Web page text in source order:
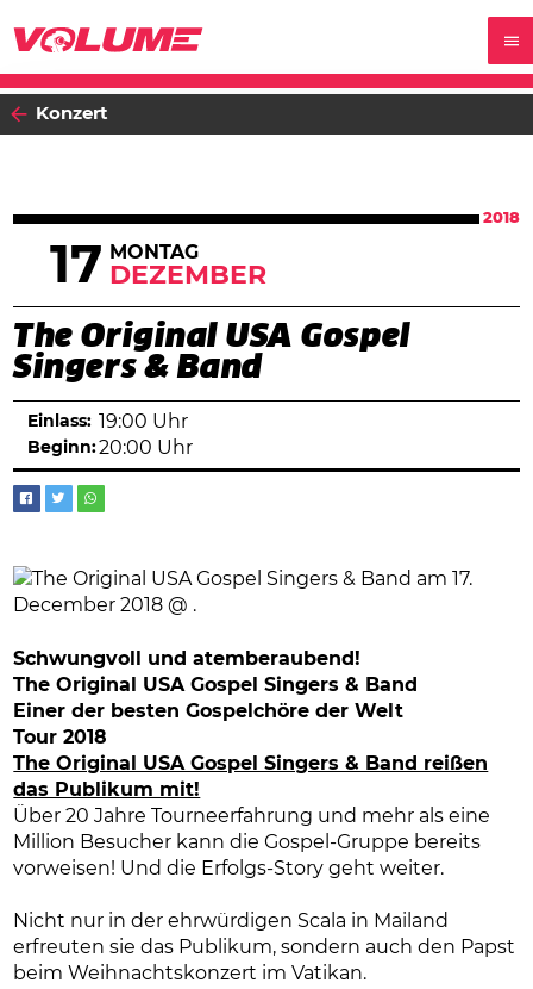
Konzert
2018
17 MONTAG
DEZEMBER
The Original USA Gospel
Singers & Band
Einlass: 19:00 Uhr
Beginn:20:00 Uhr
Schwungvoll und atemberaubend!
The Original USA Gospel Singers & Band
Einer der besten Gospelchöre der Welt
Tour 2018
The Original USA Gospel Singers & Band reißen
das Publikum mit!
Über 20 Jahre Tourneerfahrung und mehr als eine
Million Besucher kann die Gospel-Gruppe bereits
vorweisen! Und die Erfolgs-Story geht weiter.
Nicht nur in der ehrwürdigen Scala in Mailand
erfreuten sie das Publikum, sondern auch den Papst
beim Weihnachtskonzert im Vatikan.